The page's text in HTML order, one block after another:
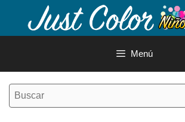
contenido
Menú